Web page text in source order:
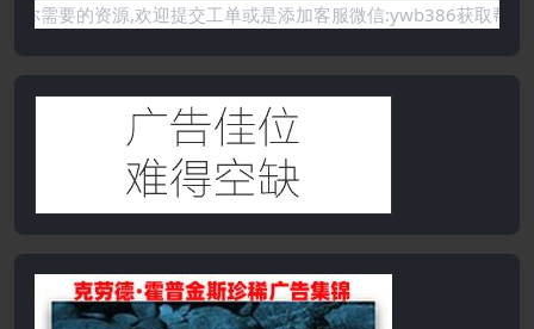
要的资源,欢迎提交工单或是添加客服微信:ywb386获取帮助！